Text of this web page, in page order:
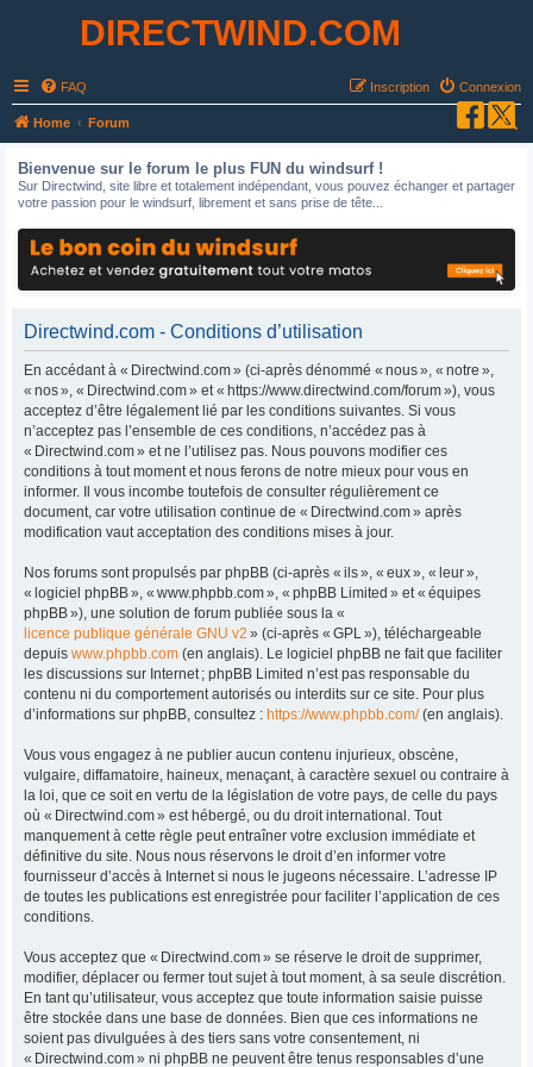
DIRECTWIND.COM
FAQ Connexion
Inscription
Home Forum
Bienvenue sur le forum le plus FUN du windsurf !
Sur Directwind, site libre et totalement indépendant, vous pouvez échanger et partager
votre passion pour le windsurf, librement et sans prise de tête...
Directwind.com - Conditions d’utilisation
En accédant à « Directwind.com » (ci-après dénommé « nous », « notre »,
« nos », « Directwind.com » et « https://www.directwind.com/forum »), vous
acceptez d’être légalement lié par les conditions suivantes. Si vous
n’acceptez pas l’ensemble de ces conditions, n’accédez pas à
« Directwind.com » et ne l’utilisez pas. Nous pouvons modifier ces
conditions à tout moment et nous ferons de notre mieux pour vous en
informer. Il vous incombe toutefois de consulter régulièrement ce
document, car votre utilisation continue de « Directwind.com » après
modification vaut acceptation des conditions mises à jour.
Nos forums sont propulsés par phpBB (ci-après « ils », « eux », « leur »,
« logiciel phpBB », « www.phpbb.com », « phpBB Limited » et « équipes
phpBB »), une solution de forum publiée sous la «
licence publique générale GNU v2 » (ci-après « GPL »), téléchargeable
depuis www.phpbb.com (en anglais). Le logiciel phpBB ne fait que faciliter
les discussions sur Internet ; phpBB Limited n’est pas responsable du
contenu ni du comportement autorisés ou interdits sur ce site. Pour plus
d’informations sur phpBB, consultez : https://www.phpbb.com/(en anglais).
Vous vous engagez à ne publier aucun contenu injurieux, obscène,
vulgaire, diffamatoire, haineux, menaçant, à caractère sexuel ou contraire à
la loi, que ce soit en vertu de la législation de votre pays, de celle du pays
où « Directwind.com » est hébergé, ou du droit international. Tout
manquement à cette règle peut entraîner votre exclusion immédiate et
définitive du site. Nous nous réservons le droit d’en informer votre
fournisseur d’accès à Internet si nous le jugeons nécessaire. L’adresse IP
de toutes les publications est enregistrée pour faciliter l’application de ces
conditions.
Vous acceptez que « Directwind.com » se réserve le droit de supprimer,
modifier, déplacer ou fermer tout sujet à tout moment, à sa seule discrétion.
En tant qu’utilisateur, vous acceptez que toute information saisie puisse
être stockée dans une base de données. Bien que ces informations ne
soient pas divulguées à des tiers sans votre consentement, ni
« Directwind.com » ni phpBB ne peuvent être tenus responsables d’une